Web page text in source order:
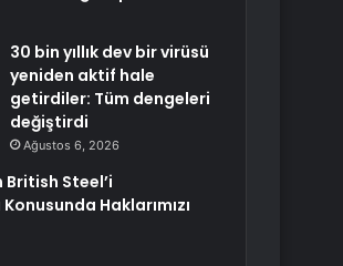
30 bin yıllık dev bir virüsü
yeniden aktif hale
getirdiler: Tüm dengeleri
değiştirdi
Ağustos 6, 2026
British Steel’i
Haklarımızı